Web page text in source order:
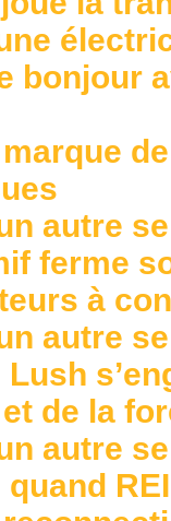
bonjour
autre
ferme
à
autre
de la
autre